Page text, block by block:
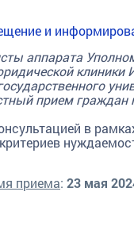
и
аппарата
клиники
прием
в
приема: 23 мая